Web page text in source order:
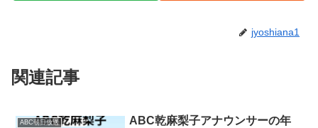
jyoshiana1
関連記事
ABC朝日放送
ABC乾麻梨子アナウンサーの年